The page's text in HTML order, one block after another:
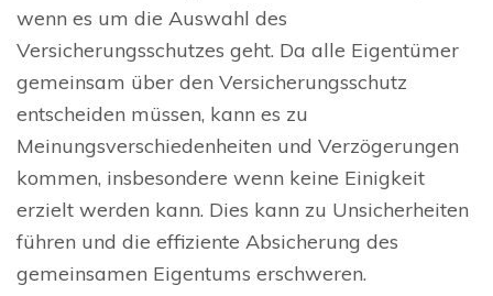
wenn es um die Auswahl des
Versicherungsschutzes geht. Da alle Eigentümer
gemeinsam über den Versicherungsschutz
entscheiden müssen, kann es zu
Meinungsverschiedenheiten und Verzögerungen
kommen, insbesondere wenn keine Einigkeit
erzielt werden kann. Dies kann zu Unsicherheiten
führen und die effiziente Absicherung des
gemeinsamen Eigentums erschweren.